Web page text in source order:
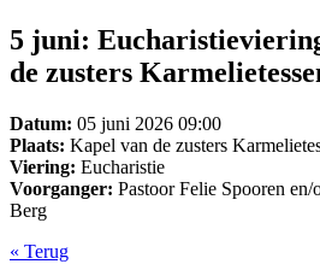
5 juni:
de zusters
Datum: 05 juni 2026 09:00
Plaats: Kapel van de zusters
Viering: Eucharistie
Voorganger: Pastoor Felie Spooren
Berg
« Terug